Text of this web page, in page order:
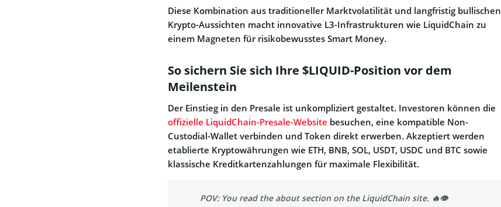
Diese Kombination aus traditioneller Marktvolatilität und langfristig bullischen
Krypto-Aussichten macht innovative L3-Infrastrukturen wie LiquidChain zu
einem Magneten für risikobewusstes Smart Money.
So sichern Sie sich Ihre $LIQUID-Position vor dem
Meilenstein
Der Einstieg in den Presale ist unkompliziert gestaltet. Investoren können die
offizielle LiquidChain-Presale-Website besuchen, eine kompatible Non-
Custodial-Wallet verbinden und Token direkt erwerben. Akzeptiert werden
etablierte Kryptowährungen wie ETH, BNB, SOL, USDT, USDC und BTC sowie
klassische Kreditkartenzahlungen für maximale Flexibilität.
POV: You read the about section on the LiquidChain site. 🔥👁